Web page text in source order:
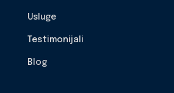
Usluge
Testimonijali
Blog